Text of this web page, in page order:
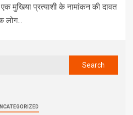
मुखिया प्रत्याशी के नामांकन की दावत
लोग...